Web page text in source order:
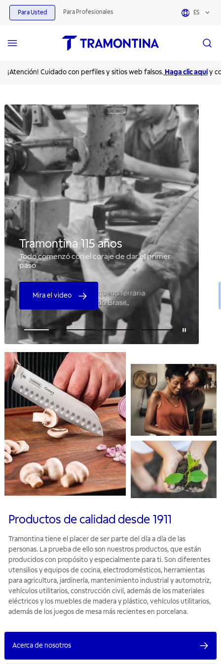
Para Usted Para Profesionales ES
¡Atención! Cuidado con perfiles y sitios web falsos. Haga clic aquí y
Tramontina 115 años
Todo comenzó con el coraje de dar el primer
paso
Mira el video
Productos de calidad desde 1911
Tramontina tiene el placer de ser parte del día a día de las
personas. La prueba de ello son nuestros productos, que están
producidos con propósito y especialmente para ti. Son diferentes
utensilios y equipos de cocina, electrodomésticos, herramientas
para agricultura, jardinería, mantenimiento industrial y automotriz,
vehículos utilitarios, construcción civil, además de los materiales
eléctricos y los muebles de madera y plástico, vehículos utilitarios,
además de los juegos de mesa más recientes en porcelana.
Acerca de nosotros